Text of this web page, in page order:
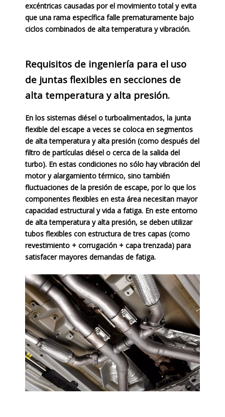
excéntricas causadas por el movimiento total y evita
que una rama específica falle prematuramente bajo
ciclos combinados de alta temperatura y vibración.
Requisitos de ingeniería para el uso
de juntas flexibles en secciones de
alta temperatura y alta presión.
En los sistemas diésel o turboalimentados, la junta
flexible del escape a veces se coloca en segmentos
de alta temperatura y alta presión (como después del
filtro de partículas diésel o cerca de la salida del
turbo). En estas condiciones no sólo hay vibración del
motor y alargamiento térmico, sino también
fluctuaciones de la presión de escape, por lo que los
componentes flexibles en esta área necesitan mayor
capacidad estructural y vida a fatiga. En este entorno
de alta temperatura y alta presión, se deben utilizar
tubos flexibles con estructura de tres capas (como
revestimiento + corrugación + capa trenzada) para
satisfacer mayores demandas de fatiga.